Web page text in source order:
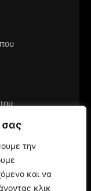
σας
την
και να
κλικ
σου